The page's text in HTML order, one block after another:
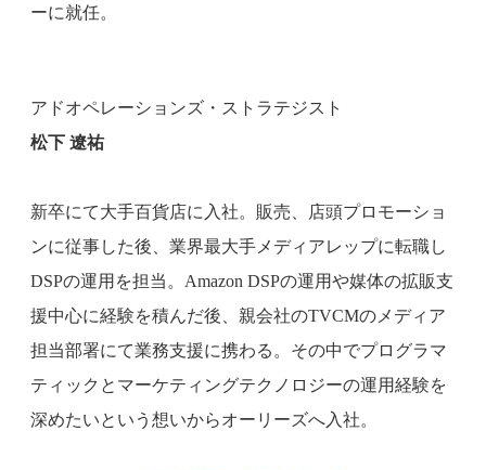
ーに就任。
アドオペレーションズ・ストラテジスト
松下 遼祐
新卒にて大手百貨店に入社。販売、店頭プロモーショ
ンに従事した後、業界最大手メディアレップに転職し
DSPの運用を担当。Amazon DSPの運用や媒体の拡販支
援中心に経験を積んだ後、親会社のTVCMのメディア
担当部署にて業務支援に携わる。その中でプログラマ
ティックとマーケティングテクノロジーの運用経験を
深めたいという想いからオーリーズへ入社。